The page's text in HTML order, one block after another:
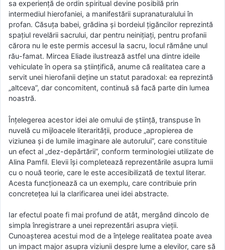
sa experiență de ordin spiritual devine posibilă prin
intermediul hierofaniei, a manifestării supranaturalului în
profan. Căsuța babei, grădina și bordeiul țigăncilor reprezintă
spațiul revelării sacrului, dar pentru neinițiați, pentru profanii
cărora nu le este permis accesul la sacru, locul rămâne unul
rău-famat. Mircea Eliade ilustrează astfel una dintre ideile
vehiculate în opera sa științifică, anume că realitatea care a
servit unei hierofanii deține un statut paradoxal: ea reprezintă
„altceva”, dar concomitent, continuă să facă parte din lumea
noastră.
Înțelegerea acestor idei ale omului de știință, transpuse în
nuvelă cu mijloacele literarității, produce „apropierea de
viziunea și de lumile imaginare ale autorului”, care constituie
un efect al „dez-depărtării”, conform terminologiei utilizate de
Alina Pamfil. Elevii își completează reprezentările asupra lumii
cu o nouă teorie, care le este accesibilizată de textul literar.
Acesta funcționează ca un exemplu, care contribuie prin
concretețea lui la clarificarea unei idei abstracte.
Iar efectul poate fi mai profund de atât, mergând dincolo de
simpla înregistrare a unei reprezentări asupra vieții.
Cunoașterea acestui mod de a înțelege realitatea poate avea
un impact major asupra viziunii despre lume a elevilor, care să